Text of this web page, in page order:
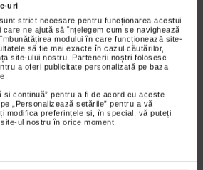
uri
strict necesare pentru funcționarea acestui
ne ajută să înțelegem cum se navighează
modului în care funcționează site-
să fie mai exacte în cazul căutărilor,
site-ului nostru. Partenerii noștri folosesc
a oferi publicitate personalizată pe baza
si continuă” pentru a fi de acord cu aceste
„Personalizează setările” pentru a vă
modifica preferințele și, în special, vă puteți
ul nostru în orice moment.